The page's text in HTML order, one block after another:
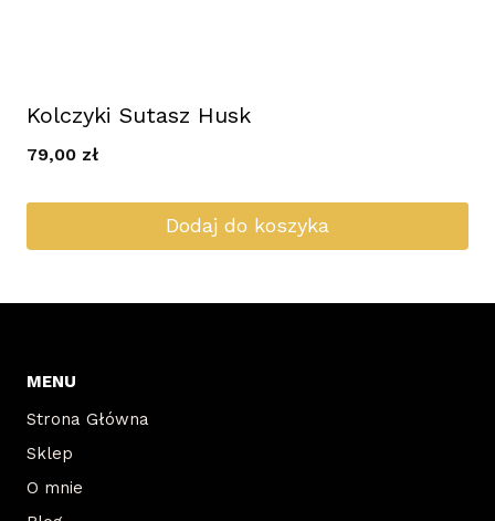
Kolczyki Sutasz Husk
79,00 zł
Dodaj do koszyka
MENU
Strona Główna
Sklep
O mnie